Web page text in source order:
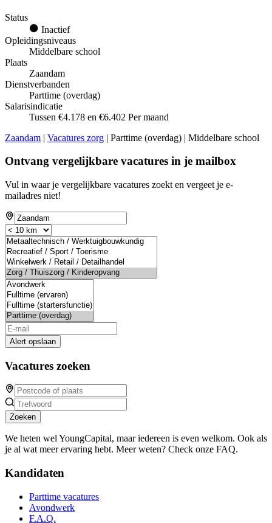
Status
Inactief
Opleidingsniveaus
Middelbare school
Plaats
Zaandam
Dienstverbanden
Parttime (overdag)
Salarisindicatie
Tussen €4.178 en €6.402 Per maand
Zaandam | Vacatures zorg | Parttime (overdag) | Middelbare school
Ontvang vergelijkbare vacatures in je mailbox
Vul in waar je vergelijkbare vacatures zoekt en vergeet je e-
mailadres niet!
Alert opslaan
Vacatures zoeken
Zoeken
We heten wel YoungCapital, maar iedereen is even welkom. Ook als
je al wat meer ervaring hebt. Meer weten? Check onze FAQ.
Kandidaten
Parttime vacatures
Avondwerk
F.A.Q.